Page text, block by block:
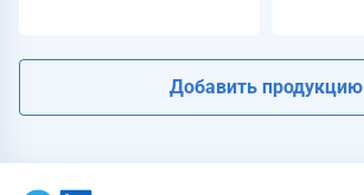
Добавить продукцию